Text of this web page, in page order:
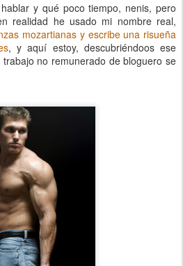
y qué poco tiempo, nenis, pero
realidad he usado mi nombre real,
mozartianas y escribe una risueña
, y aquí estoy, descubriéndoos ese
no remunerado de bloguero se